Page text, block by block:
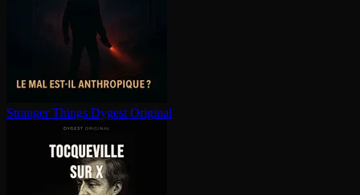
Stranger Things Dygest Original